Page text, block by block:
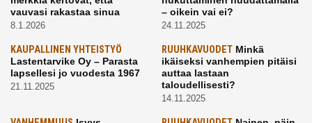
vauvasi rakastaa sinua
8.1.2026
– oikein vai ei?
24.11.2025
KAUPALLINEN YHTEISTYÖ
Lastentarvike Oy – Parasta
lapsellesi jo vuodesta 1967
21.11.2025
RUUHKAVUODETMinkä
ikäiseksi vanhempien pitäisi
auttaa lastaan
taloudellisesti?
14.11.2025